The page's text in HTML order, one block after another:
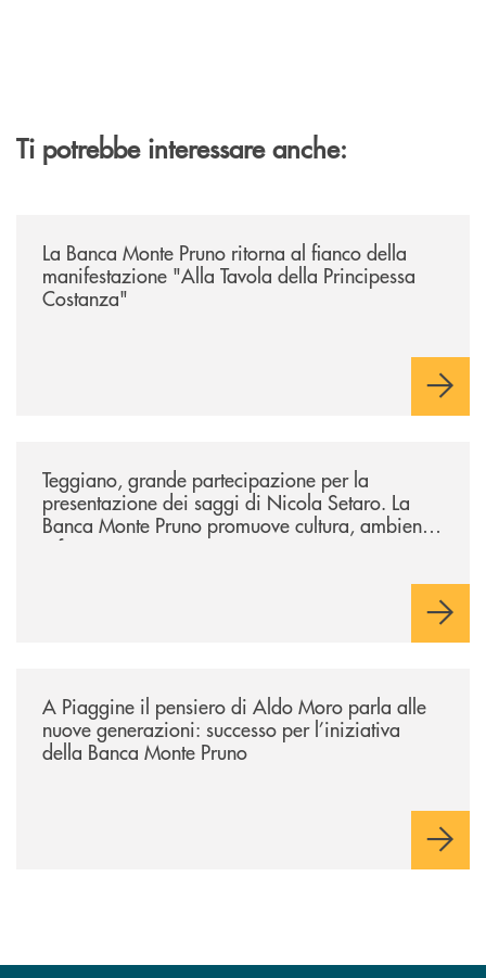
Ti potrebbe interessare anche:
La Banca Monte Pruno ritorna al fianco della
manifestazione "Alla Tavola della Principessa
Costanza"
Teggiano, grande partecipazione per la
presentazione dei saggi di Nicola Setaro. La
Banca Monte Pruno promuove cultura, ambiente
e futuro
A Piaggine il pensiero di Aldo Moro parla alle
nuove generazioni: successo per l’iniziativa
della Banca Monte Pruno